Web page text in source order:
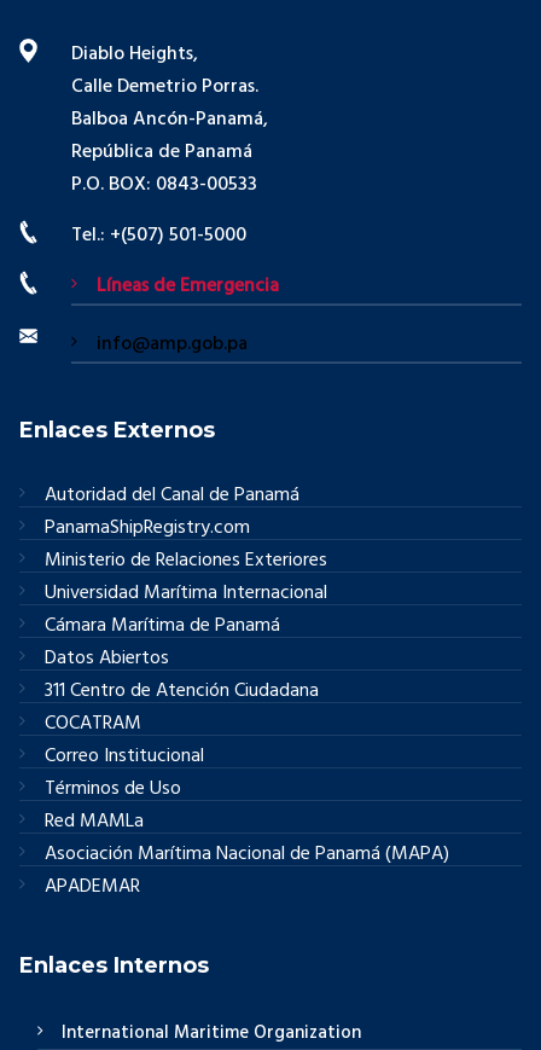
Diablo Heights,
Calle Demetrio Porras.
Balboa Ancón-Panamá,
República de Panamá
P.O. BOX: 0843-00533
Tel.: +(507) 501-5000
Líneas de Emergencia
info@amp.gob.pa
Enlaces Externos
Autoridad del Canal de Panamá
PanamaShipRegistry.com
Ministerio de Relaciones Exteriores
Universidad Marítima Internacional
Cámara Marítima de Panamá
Datos Abiertos
311 Centro de Atención Ciudadana
COCATRAM
Correo Institucional
Términos de Uso
Red MAMLa
Asociación Marítima Nacional de Panamá (MAPA)
APADEMAR
Enlaces Internos
International Maritime Organization